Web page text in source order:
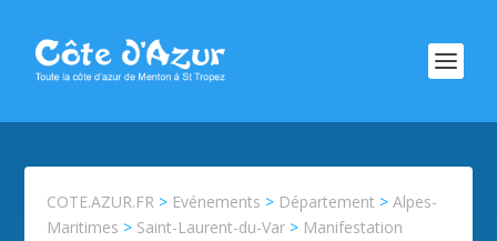
COTE.AZUR.FR > Evénements > Département >Alpes-
Maritimes > Saint-Laurent-du-Var > Manifestation